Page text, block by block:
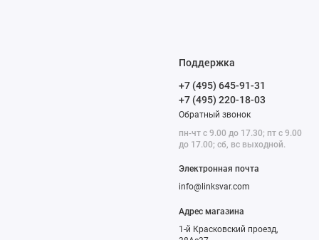
Поддержка
+7 (495) 645-91-31
+7 (495) 220-18-03
Обратный звонок
пн-чт с 9.00 до 17.30; пт с 9.00
до 17.00; сб, вс выходной.
Электронная почта
info@linksvar.com
Адрес магазина
1-й Красковский проезд,